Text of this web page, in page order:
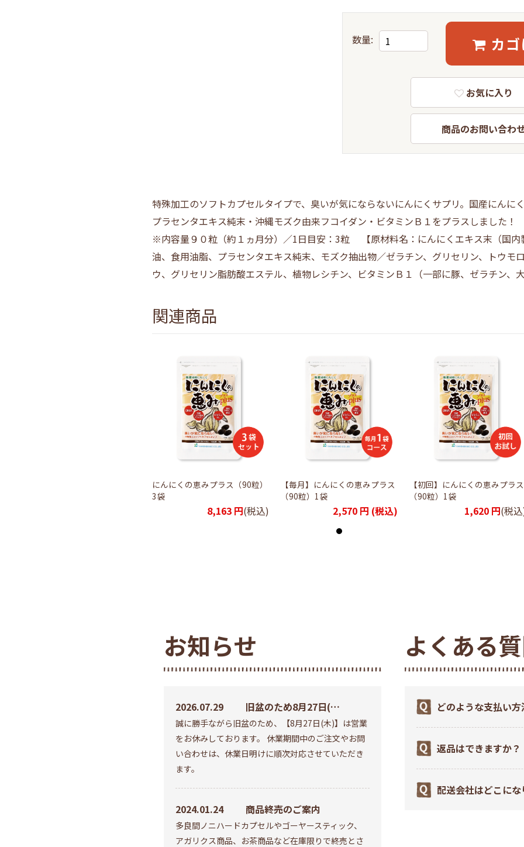
数量: カ
お気に入り
商品のお問い合わ
特殊加工のソフトカプセルタイプで、臭いが気にならないにんにくサプリ。国産にんに
プラセンタエキス純末・沖縄モズク由来フコイダン・ビタミンＢ１
※内容量９０粒（約１ヵ月分）／1日目安：3粒 【原材料名：にんにくエキス末（国内
油、食用油脂、プラセンタエキス純末、モズク抽出物／ゼラチン、グリセリン、トウモ
ウ、グリセリン脂肪酸エステル、植物レシチン、ビタミンＢ１（一部に豚、ゼラチン、
関連商品
にんにくの恵みプラス（90粒）
3袋
8,163 円(税込)
【毎月】にんにくの恵みプラス
（90粒）1袋
2,570 円 (税込)
【初回】にんにくの恵みプラス
（90粒）1袋
1,620 円(税
お知らせ
2026.07.29
旧盆のため8月27日(木)
は営業お休みいたしま
す
誠に勝手ながら旧盆のため、【8月27日(木)】は営業
をお休みしております。 休業期間中のご注文やお問
い合わせは、休業日明けに順次対応させていただき
ます。
2024.01.24 商品終売のご案内
多良間ノニハードカプセルやゴーヤースティック、
アガリクス商品、お茶商品など在庫限りで終売とさ
よくある
どのような支払い
か？
返品はできますか？
配送会社はどこに